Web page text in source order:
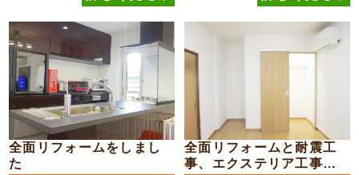
全面リフォームをしまし
た
全面リフォームと耐震工
事、エクステリア工事を